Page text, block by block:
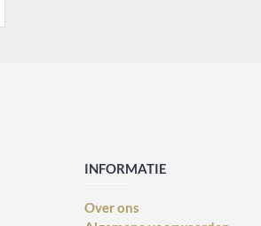
INFORMATIE
Over ons